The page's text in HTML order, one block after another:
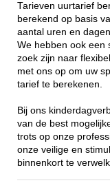
Tarieven uurtarief
berekend op basis
aantal uren en
We hebben ook een
zoek zijn naar
met ons op om uw
tarief te berekenen.
Bij ons
van de best
trots op onze
onze veilige en
binnenkort te